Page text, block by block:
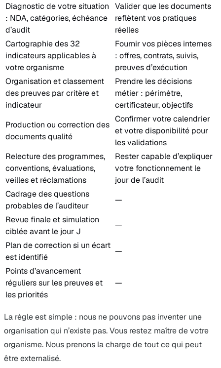
Diagnostic de votre situation
: NDA, catégories, échéance
d’audit
Valider que les documents
reflètent vos pratiques
réelles
Cartographie des 32
indicateurs applicables à
votre organisme
Fournir vos pièces internes
: offres, contrats, suivis,
preuves d’exécution
Organisation et classement
des preuves par critère et
indicateur
Prendre les décisions
métier : périmètre,
certificateur, objectifs
Production ou correction des
documents qualité
Confirmer votre calendrier
et votre disponibilité pour
les validations
Relecture des programmes,
conventions, évaluations,
veilles et réclamations
Rester capable d’expliquer
votre fonctionnement le
jour de l’audit
Cadrage des questions
probables de l’auditeur
—
Revue finale et simulation
ciblée avant le jour J
—
Plan de correction si un écart
est identifié
—
Points d’avancement
réguliers sur les preuves et
les priorités
—
La règle est simple : nous ne pouvons pas inventer une
organisation qui n’existe pas. Vous restez maître de votre
organisme. Nous prenons la charge de tout ce qui peut
être externalisé.